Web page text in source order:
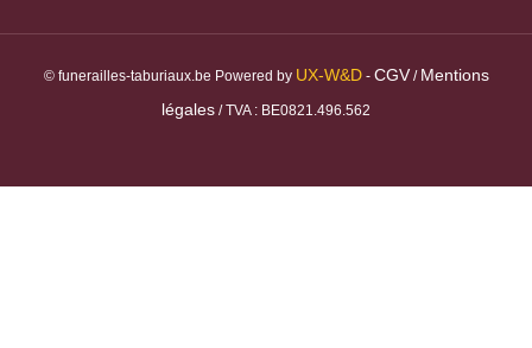
© funerailles-taburiaux.be Powered by UX-W&D- CGV/ Mentions
légales / TVA : BE0821.496.562